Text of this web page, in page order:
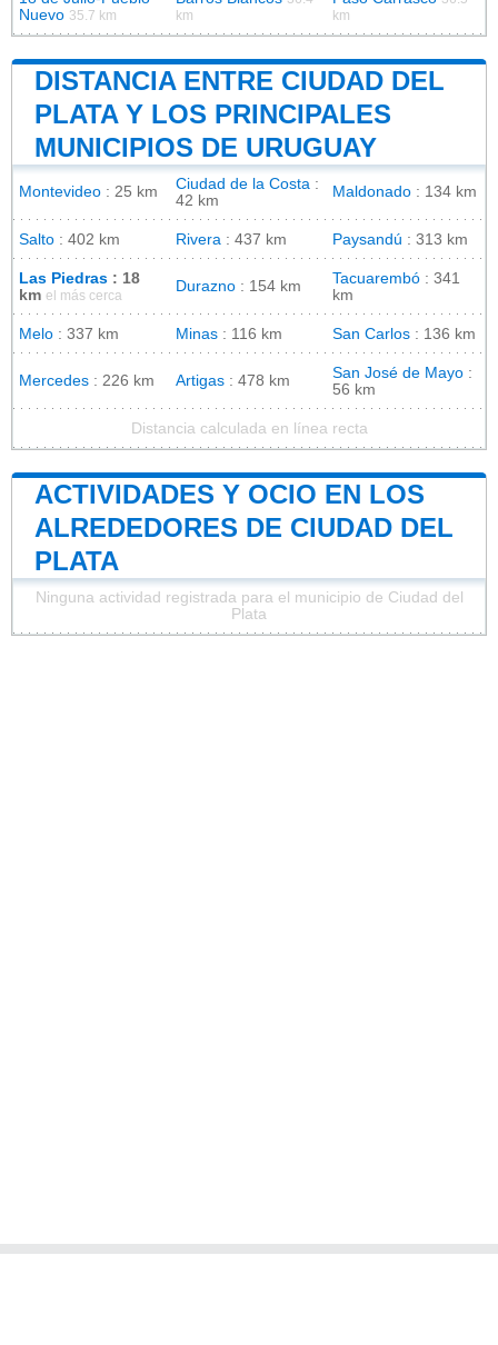
Nuevo 35.7 km
km
km
DISTANCIA ENTRE CIUDAD DEL
PLATA Y LOS PRINCIPALES
MUNICIPIOS DE URUGUAY
Montevideo : 25 km Ciudad de la Costa :
42 km
Maldonado : 134 km
Salto : 402 km Rivera : 437 km Paysandú : 313 km
Las Piedras : 18
km el más cerca
Durazno : 154 km Tacuarembó : 341
km
Melo : 337 km Minas : 116 km San Carlos : 136 km
Mercedes : 226 km Artigas : 478 km San José de Mayo :
56 km
Distancia calculada en línea recta
ACTIVIDADES Y OCIO EN LOS
ALREDEDORES DE CIUDAD DEL
PLATA
Ninguna actividad registrada para el municipio de Ciudad del
Plata